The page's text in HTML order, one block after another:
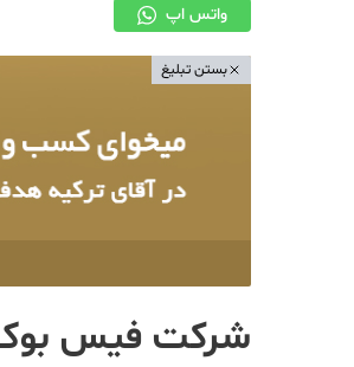
واتس اپ
بستن تبلیغ
شرکت فیس بوک